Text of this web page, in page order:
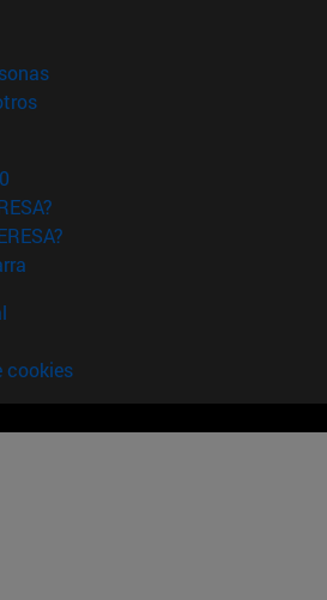
nueva ventana)
(abre en nueva ventana)
(abre en nueva ventana)
cookies